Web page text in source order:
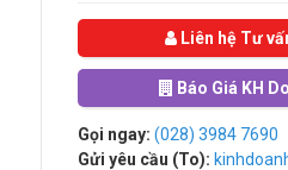
Liên hệ Tư
Báo Giá KH
Gọi ngay: (028) 3984 7690
Gửi yêu cầu (To):